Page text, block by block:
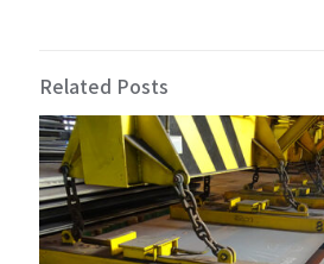
Related Posts